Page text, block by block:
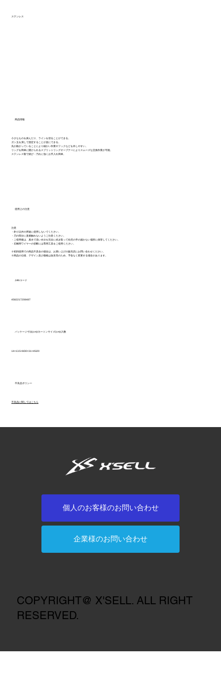
ステンレス
商品情報
小さなものを挟んだり、ラインを切ることができる。
ガン玉を潰して固定することが楽にできる。
先が曲がっていることにより細かい作業やフックなどを外しやすい。
リングを簡単に開けられるスプリットリングオープナーによりスムーズな交換作業が可能。
ステンレス製で錆び・汚れに強くお手入れ簡単。
使用上の注意
注意
・釣り以外の用途に使用しないでください。
・刃の部分に直接触れないようご注意ください。
・ご使用後は、真水で洗い水分を完全に拭き取って幼児の手の届かない場所に保管してください。
・石鯛用ワイヤーの切断には専用工具をご使用ください。
※初回使用での商品不具合の場合は、お買い上げの販売店にお問い合わせください。
※商品の仕様、デザイン及び価格は改良等のため、予告なく変更する場合があります。
JANコード
4582217208487
不良品ポリシー
不良品に関してはこちら
パッケージ寸法(cm)/カートンサイズ(cm)/入数
14×13.5×8/30×31×45/20
COPYRIGHT@ X'SELL. ALL RIGHT
RESERVED.
個人のお客様のお問い合わせ
企業様のお問い合わせ